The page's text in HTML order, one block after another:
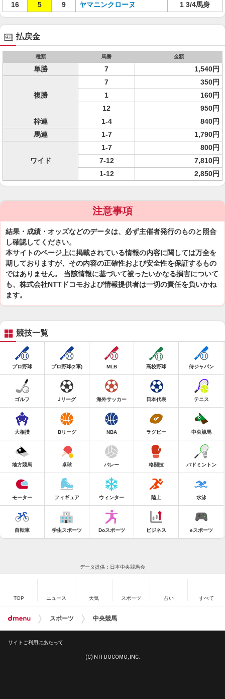
16
5 9 ヤマニンクローヌ 1 3/4馬身
払戻金
種類 馬番 金額
単勝 7 1,540円
複勝
7
350円
1
160円
12
950円
枠連
1-4
840円
馬連
1-7 1,790円
ワイド
1-7
800円
7-12
7,810円
1-12
2,850円
注意事項
結果・成績・オッズなどのデータは、必ず主催者発行のものと照合
し確認してください。
本サイトのページ上に掲載されている情報の内容に関しては万全を
期しておりますが、その内容の正確性および安全性を保証するもの
ではありません。 当該情報に基づいて被ったいかなる損害について
も、株式会社NTTドコモおよび情報提供者は一切の責任を負いかね
ます。
競技一覧
プロ野球 プロ野球(2軍) MLB 高校野球 侍ジャパン
ゴルフ Jリーグ 海外サッカー 日本代表 テニス
大相撲 Bリーグ NBA ラグビー 中央競馬
地方競馬 卓球 バレー 格闘技 バドミントン
モーター フィギュア ウィンター 陸上 水泳
自転車 学生スポーツ Doスポーツ ビジネス eスポーツ
データ提供：日本中央競馬会
TOP ニュース 天気 スポーツ 占い すべて
スポーツ 中央競馬
サイトご利用にあたって
(C) NTT DOCOMO, INC.